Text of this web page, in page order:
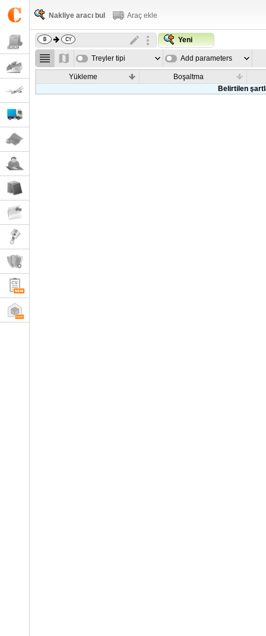
Nakliye aracı bul Araç ekle
Yeni
Treyler tipi Add parameters
Yükleme
Boşaltma
Belirtilen